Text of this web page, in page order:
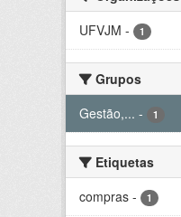
UFVJM - 1
Grupos
Gestão,... - 1
Etiquetas
compras - 1